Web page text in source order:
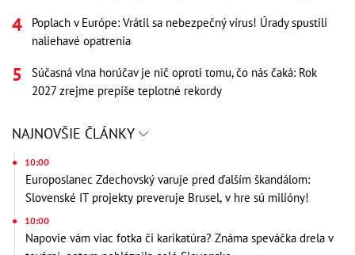
Poplach v Európe: Vrátil sa nebezpečný vírus! Úrady spustili
naliehavé opatrenia
Súčasná vlna horúčav je nič oproti tomu, čo nás čaká: Rok
2027 zrejme prepíše teplotné rekordy
NAJNOVŠIE ČLÁNKY
10:00
Europoslanec Zdechovský varuje pred ďalším škandálom:
Slovenské IT projekty preveruje Brusel, v hre sú milióny!
10:00
Napovie vám viac fotka či karikatúra? Známa speváčka drela v